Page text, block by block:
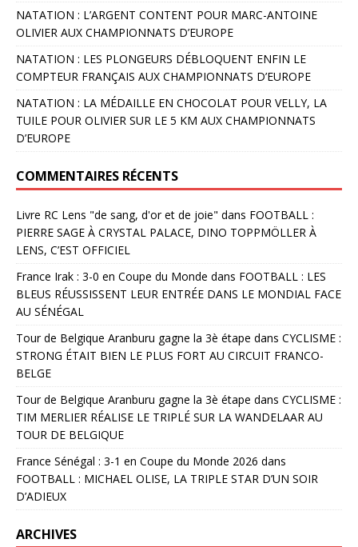
NATATION : L’ARGENT CONTENT POUR MARC-ANTOINE
OLIVIER AUX CHAMPIONNATS D’EUROPE
NATATION : LES PLONGEURS DÉBLOQUENT ENFIN LE
COMPTEUR FRANÇAIS AUX CHAMPIONNATS D’EUROPE
NATATION : LA MÉDAILLE EN CHOCOLAT POUR VELLY, LA
TUILE POUR OLIVIER SUR LE 5 KM AUX CHAMPIONNATS
D’EUROPE
COMMENTAIRES RÉCENTS
Livre RC Lens "de sang, d'or et de joie" dans FOOTBALL :
PIERRE SAGE À CRYSTAL PALACE, DINO TOPPMÖLLER À
LENS, C’EST OFFICIEL
France Irak : 3-0 en Coupe du Monde dans FOOTBALL : LES
BLEUS RÉUSSISSENT LEUR ENTRÉE DANS LE MONDIAL FACE
AU SÉNÉGAL
Tour de Belgique Aranburu gagne la 3è étape dans CYCLISME :
STRONG ÉTAIT BIEN LE PLUS FORT AU CIRCUIT FRANCO-
BELGE
Tour de Belgique Aranburu gagne la 3è étape dans CYCLISME :
TIM MERLIER RÉALISE LE TRIPLÉ SUR LA WANDELAAR AU
TOUR DE BELGIQUE
France Sénégal : 3-1 en Coupe du Monde 2026 dans
FOOTBALL : MICHAEL OLISE, LA TRIPLE STAR D’UN SOIR
D’ADIEUX
ARCHIVES